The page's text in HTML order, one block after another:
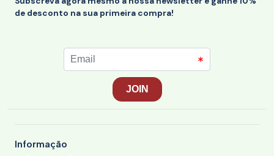
de desconto na sua primeira compra!
Informação